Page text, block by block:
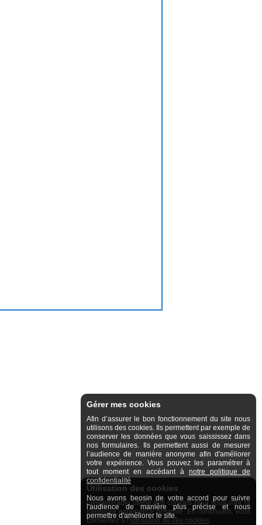
Utilisation des cookies
OxygenRadio utilise des cookies pour vous offrir la
meilleure expérience possible. En continuant, vous
consentez à l'utilisation de ces cookies.
Gérer mes cookies
Afin d’assurer le bon fonctionnement du site nous
utilisons des cookies. Ils permettent par exemple de
conserver les données que vous saississez dans
nos formulaires. Ils permettent aussi de mesurer
l’audience de manière anonyme afin d'améliorer
votre expérience. Vous pouvez les paramétrer à
tout moment en accédant à notre politique de
confidentialité
Nous avons beosin de votre accord pour suivre
l'audience de manière plus précise et nous
permettre d'améliorer le site.